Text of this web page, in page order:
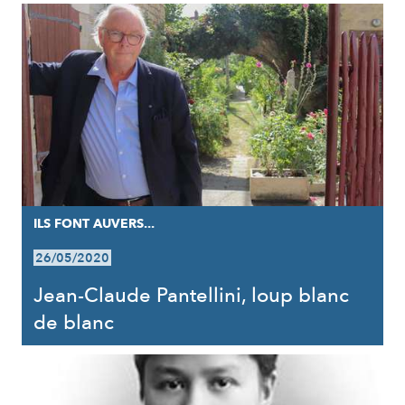
ILS FONT AUVERS...
26/05/2020
Jean-Claude Pantellini, loup blanc
de blanc